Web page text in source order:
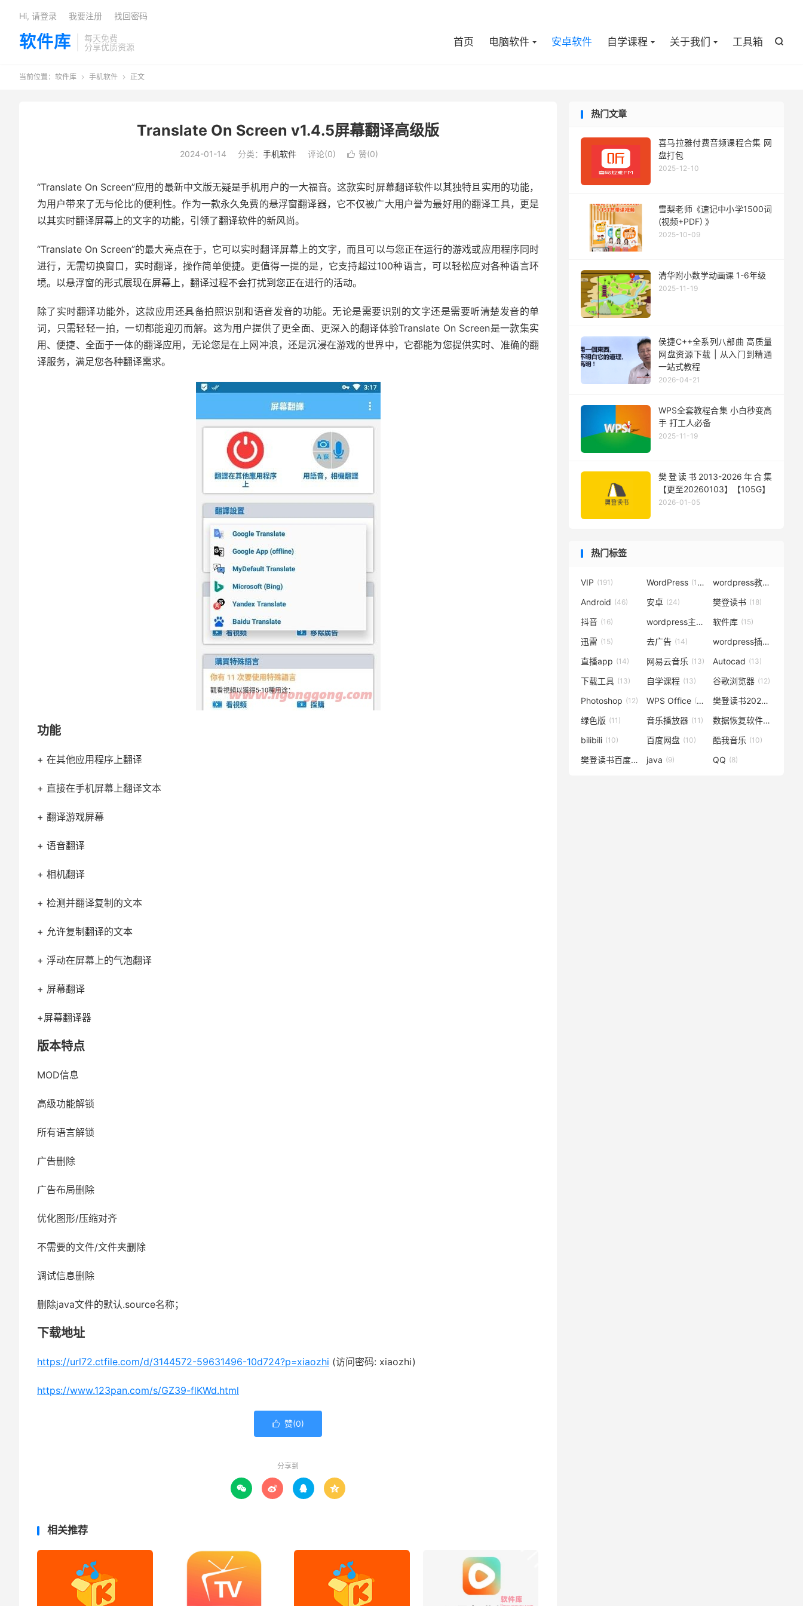
软件库
每天免费
分享优质资源

首页 电脑软件 安卓软件 自学课程 关于我们 工具箱
Hi, 请登录 我要注册 找回密码
当前位置： 软件库  手机软件  正文
Translate On Screen v1.4.5屏幕翻译高级版
2024-01-14 分类： 手机软件 评论(0)  赞(0)
“Translate On Screen”应用的最新中文版无疑是手机用户的一大福音。这款实时屏幕翻译软件以其独特且实用的功能，
为用户带来了无与伦比的便利性。作为一款永久免费的悬浮窗翻译器，它不仅被广大用户誉为最好用的翻译工具，更是
以其实时翻译屏幕上的文字的功能，引领了翻译软件的新风尚。
“Translate On Screen”的最大亮点在于，它可以实时翻译屏幕上的文字，而且可以与您正在运行的游戏或应用程序同时
进行，无需切换窗口，实时翻译，操作简单便捷。更值得一提的是，它支持超过100种语言，可以轻松应对各种语言环
境。以悬浮窗的形式展现在屏幕上，翻译过程不会打扰到您正在进行的活动。
除了实时翻译功能外，这款应用还具备拍照识别和语音发音的功能。无论是需要识别的文字还是需要听清楚发音的单
词，只需轻轻一拍，一切都能迎刃而解。这为用户提供了更全面、更深入的翻译体验Translate On Screen是一款集实
用、便捷、全面于一体的翻译应用，无论您是在上网冲浪，还是沉浸在游戏的世界中，它都能为您提供实时、准确的翻
译服务，满足您各种翻译需求。
功能
+ 在其他应用程序上翻译
+ 直接在手机屏幕上翻译文本
+ 翻译游戏屏幕
+ 语音翻译
+ 相机翻译
+ 检测并翻译复制的文本
+ 允许复制翻译的文本
+ 浮动在屏幕上的气泡翻译
+ 屏幕翻译
+屏幕翻译器
版本特点
MOD信息
高级功能解锁
所有语言解锁
广告删除
广告布局删除
优化图形/压缩对齐
不需要的文件/文件夹删除
调试信息删除
删除java文件的默认.source名称；
下载地址
https://url72.ctfile.com/d/3144572-59631496-10d724?p=xiaozhi (访问密码: xiaozhi)
https://www.123pan.com/s/GZ39-flKWd.html
 赞(0)
分享到
   
相关推荐
热门文章
喜马拉雅付费音频课程合集 网
盘打包
2025-12-10
雪梨老师《速记中小学1500词
(视频+PDF) 》
2025-10-09
清华附小数学动画课 1-6年级
2025-11-19
侯捷C++全系列八部曲 高质量
网盘资源下载 | 从入门到精通
一站式教程
2026-04-21
WPS全套教程合集 小白秒变高
手 打工人必备
2025-11-19
樊登读书2013-2026年合集
【更至20260103】【105G】
2026-01-05
热门标签
VIP (191) WordPress (119) wordpress教程
Android (46) 安卓 (24) 樊登读书 (18)
抖音 (16) wordpress主题 (15)
软件库 (15)
迅雷 (15) 去广告 (14) wordpress插件
直播app (14) 网易云音乐 (13) Autocad (13)
下载工具 (13) 自学课程 (13) 谷歌浏览器 (12)
Photoshop (12) WPS Office (12) 樊登读书2020
绿色版 (11) 音乐播放器 (11) 数据恢复软件(11)
bilibili (10) 百度网盘 (10) 酷我音乐 (10)
樊登读书百度云 (10)
java (9) QQ (8)